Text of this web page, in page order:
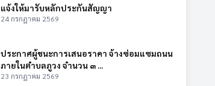
แจ้งให้มารับหลักประกันสัญญา
24 กรกฎาคม 2569
ประกาศผู้ชนะการเสนอราคา จ้างซ่อมแซมถนน
ภายในตำบลภูวง จำนวน ๓ ...
23 กรกฎาคม 2569